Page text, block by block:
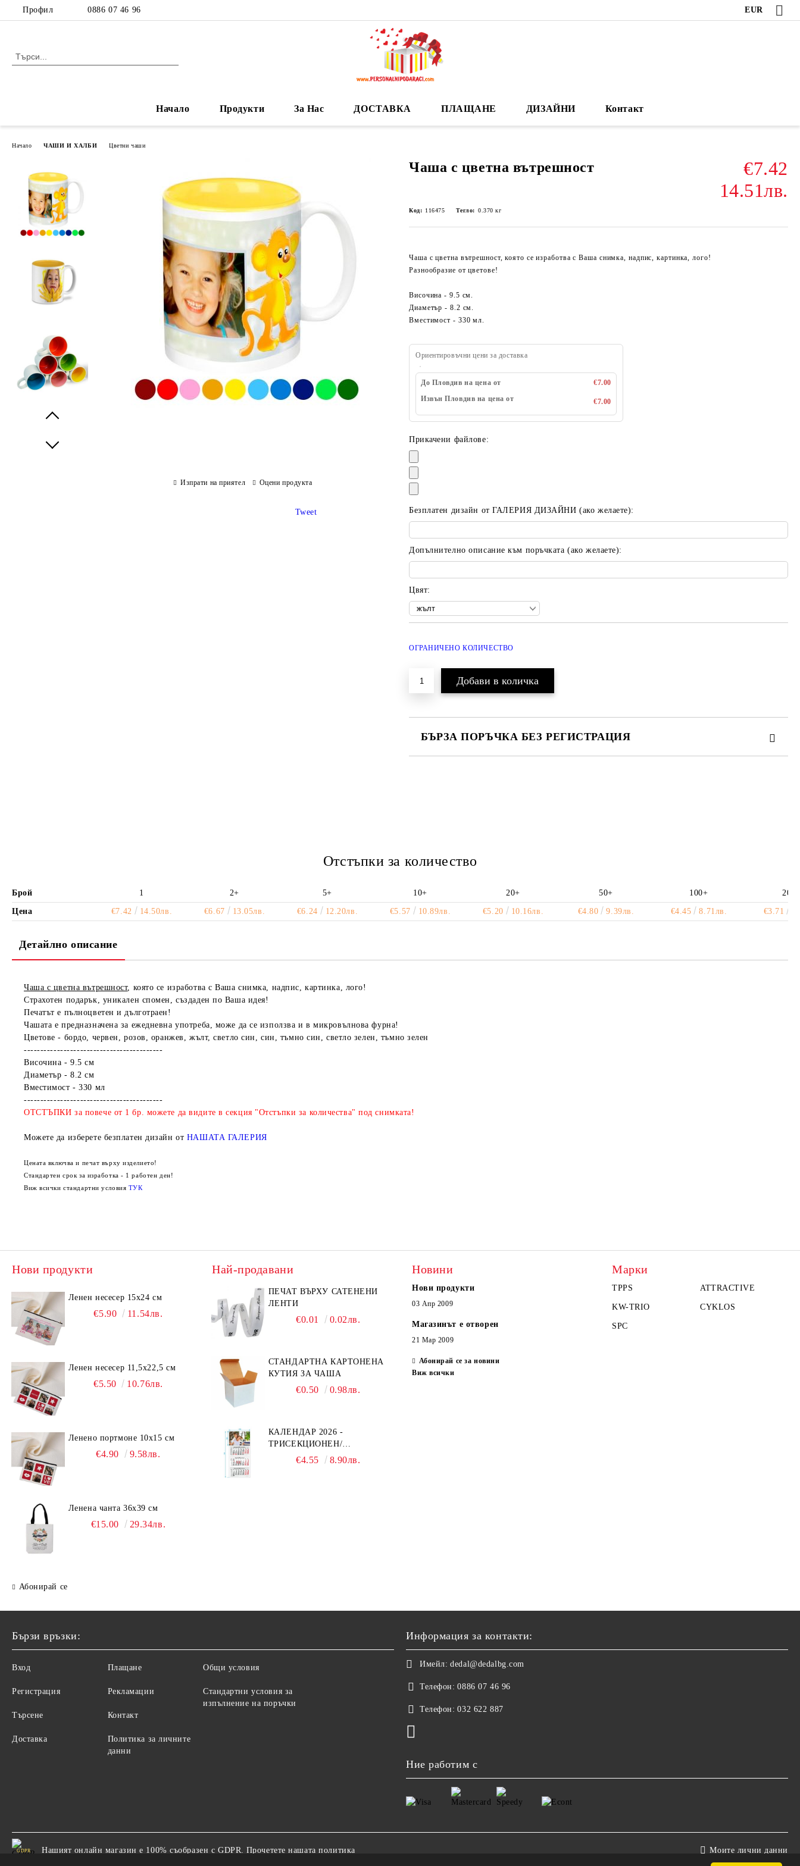
Профил 0886 07 46 96 EUR
Начало Продукти За Нас ДОСТАВКА ПЛАЩАНЕ ДИЗАЙНИ Контакт
Начало ЧАШИ И ХАЛБИ Цветни чаши
Чаша с цветна вътрешност
€7.42
14.51лв.
Код: 116475 Тегло: 0.370 кг
Чаша с цветна вътрешност, която се изработва с Ваша снимка, надпис, картинка, лого!
Разнообразие от цветове!
Височина - 9.5 см.
Диаметър - 8.2 см.
Вместимост - 330 мл.
Ориентировъчни цени за доставка
До Пловдив на цена от
€7.00
Извън Пловдив на цена от
€7.00
Прикачени файлове:
Безплатен дизайн от ГАЛЕРИЯ ДИЗАЙНИ (ако желаете):
Допълнително описание към поръчката (ако желаете):
Цвят:
ОГРАНИЧЕНО КОЛИЧЕСТВО
БЪРЗА ПОРЪЧКА БЕЗ РЕГИСТРАЦИЯ
Изпрати на приятел Оцени продукта
Tweet
Отстъпки за количество
Брой 1 2+ 5+ 10+ 20+ 50+ 100+
Цена €7.42 14.50лв. €6.67 13.05лв. €6.24 12.20лв. €5.57 10.89лв. €5.20 10.16лв. €4.80 9.39лв. €4.45 8.71лв. €3.71
Детайлно описание
Чаша с цветна вътрешност, която се изработва с Ваша снимка, надпис, картинка, лого!
Страхотен подарък, уникален спомен, създаден по Ваша идея!
Печатът е пълноцветен и дълготраен!
Чашата е предназначена за ежедневна употреба, може да се използва и в микровълнова фурна!
Цветове - бордо, червен, розов, оранжев, жълт, светло син, син, тъмно син, светло зелен, тъмно зелен
------------------------------------------
Височина - 9.5 см
Диаметър - 8.2 см
Вместимост - 330 мл
------------------------------------------
ОТСТЪПКИ за повече от 1 бр. можете да видите в секция "Отстъпки за количества" под снимката!
Можете да изберете безплатен дизайн от НАШАТА ГАЛЕРИЯ
Цената включва и печат върху изделието!
Стандартен срок за изработка - 1 работен ден!
Виж всички стандартни условия ТУК
Нови продукти
Ленен несесер 15х24 см
€5.90 11.54лв.
Ленен несесер 11,5х22,5 см
€5.50 10.76лв.
Ленено портмоне 10х15 см
€4.90 9.58лв.
Ленена чанта 36х39 см
€15.00 29.34лв.
Абонирай се
Най-продавани
ПЕЧАТ ВЪРХУ САТЕНЕНИ
ЛЕНТИ
€0.01 0.02лв.
СТАНДАРТНА КАРТОНЕНА
КУТИЯ ЗА ЧАША
€0.50 0.98лв.
КАЛЕНДАР 2026 -
ТРИСЕКЦИОНЕН/
ЕДНОСЕКЦИОНЕН
€4.55 8.90лв.
Новини
Нови продукти
03 Апр 2009
Магазинът е отворен
21 Мар 2009
Абонирай се за новини
Виж всички
Марки
TPPS ATTRACTIVE
KW-TRIO CYKLOS
SPC
Бързи връзки:
Вход
Регистрация
Търсене
Доставка
Плащане
Рекламации
Контакт
Политика за личните
данни
Общи условия
Стандартни условия за
изпълнение на поръчки
Информация за контакти:
Имейл: dedal@dedalbg.com
Телефон: 0886 07 46 96
Телефон: 032 622 887
Ние работим с
GDPR Нашият онлайн магазин е 100% съобразен с GDPR. Прочетете нашата политика Моите лични данни